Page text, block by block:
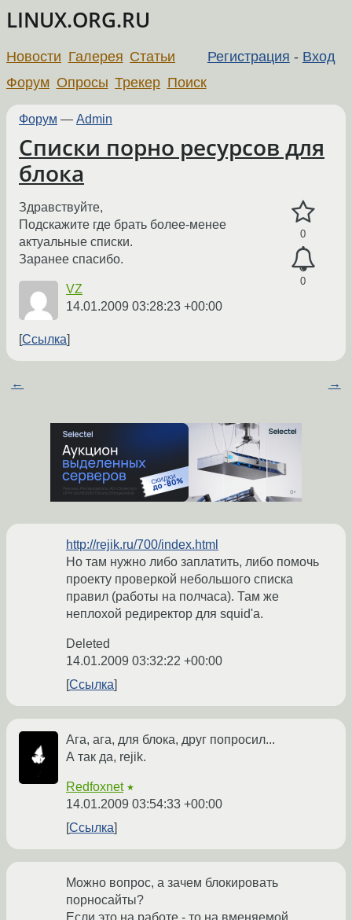
LINUX.ORG.RU
Регистрация - Вход
Новости Галерея Статьи
Форум Опросы Трекер Поиск
Форум — Admin
Списки порно ресурсов для
блока
0
0
Здравствуйте,
Подскажите где брать более-менее
актуальные списки.
Заранее спасибо.
VZ
14.01.2009 03:28:23 +00:00
Ссылка
← →
http://rejik.ru/700/index.html
Но там нужно либо заплатить, либо помочь
проекту проверкой небольшого списка
правил (работы на полчаса). Там же
неплохой редиректор для squid'а.
Deleted
14.01.2009 03:32:22 +00:00
Ссылка
Ага, ага, для блока, друг попросил...
А так да, rejik.
Redfoxnet ★
14.01.2009 03:54:33 +00:00
Ссылка
Можно вопрос, а зачем блокировать
порносайты?